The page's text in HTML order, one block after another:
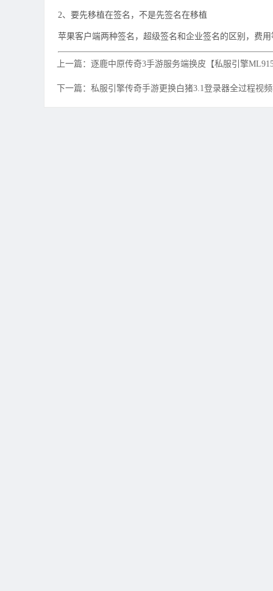
2、要先移植在签名，不是先签名在移植
苹果客户端两种签名，超级签名和企业签名的区别，费用
上一篇：逐鹿中原传奇3手游服务端换皮【私服引擎
下一篇：私服引擎传奇手游更换白猪3.1登录器全过程视